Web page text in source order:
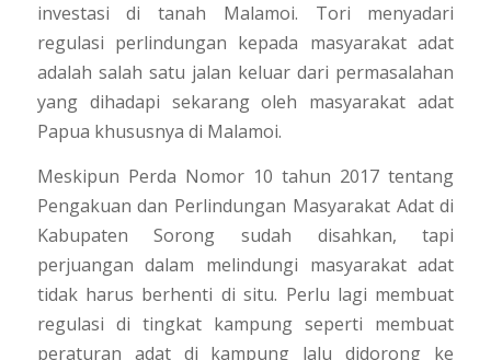
investasi di tanah Malamoi. Tori menyadari
regulasi perlindungan kepada masyarakat adat
adalah salah satu jalan keluar dari permasalahan
yang dihadapi sekarang oleh masyarakat adat
Papua khususnya di Malamoi.
Meskipun Perda Nomor 10 tahun 2017 tentang
Pengakuan dan Perlindungan Masyarakat Adat di
Kabupaten Sorong sudah disahkan, tapi
perjuangan dalam melindungi masyarakat adat
tidak harus berhenti di situ. Perlu lagi membuat
regulasi di tingkat kampung seperti membuat
peraturan adat di kampung lalu didorong ke